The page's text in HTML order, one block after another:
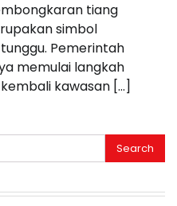
tiang
simbol
Pemerintah
memulai langkah
kawasan […]